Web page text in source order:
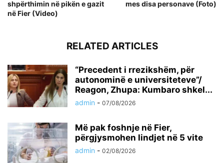
shpërthimin në pikën e gazit
në Fier (Video)
mes disa personave (Foto)
RELATED ARTICLES
“Precedent i rrezikshëm, për
autonominë e universiteteve”/
Reagon, Zhupa: Kumbaro shkel...
admin - 07/08/2026
Më pak foshnje në Fier,
përgjysmohen lindjet në 5 vite
admin - 02/08/2026